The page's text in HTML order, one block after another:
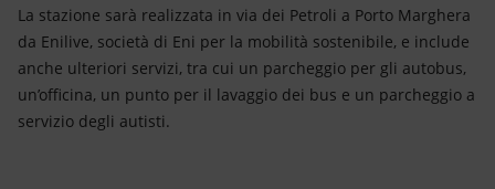
La stazione sarà realizzata in via dei Petroli a Porto Marghera
da Enilive, società di Eni per la mobilità sostenibile, e include
anche ulteriori servizi, tra cui un parcheggio per gli autobus,
un’officina, un punto per il lavaggio dei bus e un parcheggio a
servizio degli autisti.